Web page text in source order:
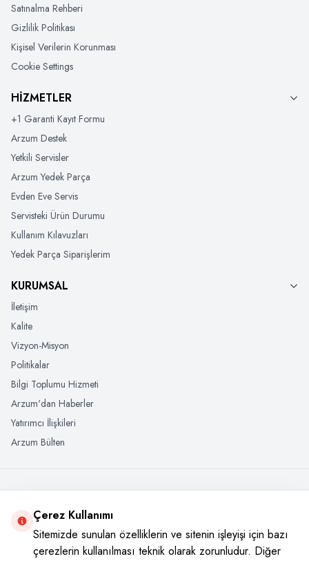
Satınalma Rehberi
Gizlilik Politikası
Kişisel Verilerin Korunması
Cookie Settings
HİZMETLER
+1 Garanti Kayıt Formu
Arzum Destek
Yetkili Servisler
Arzum Yedek Parça
Evden Eve Servis
Servisteki Ürün Durumu
Kullanım Kılavuzları
Yedek Parça Siparişlerim
KURUMSAL
İletişim
Kalite
Vizyon-Misyon
Politikalar
Bilgi Toplumu Hizmeti
Arzum'dan Haberler
Yatırımcı İlişkileri
Arzum Bülten
Çerez Kullanımı
Sitemizde sunulan özelliklerin ve sitenin işleyişi için bazı
çerezlerin kullanılması teknik olarak zorunludur. Diğer